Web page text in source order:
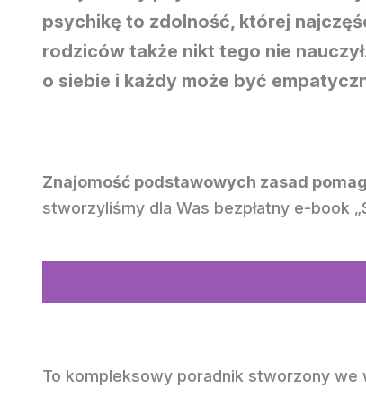
psychikę to zdolność, której
rodziców także nikt tego nie
o siebie i każdy może być
Znajomość podstawowych zasad
stworzyliśmy dla Was bezpłatny e-book
To kompleksowy poradnik stworzony we